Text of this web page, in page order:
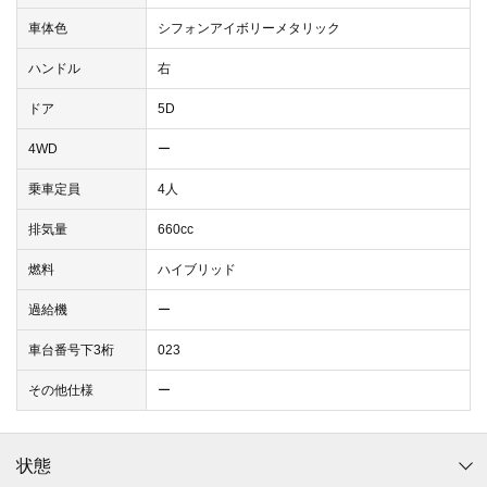
車体色 シフォンアイボリーメタリック
ハンドル 右
ドア 5D
4WD ー
乗車定員 4人
排気量 660cc
燃料 ハイブリッド
過給機 ー
車台番号下3桁 023
その他仕様 ー
状態